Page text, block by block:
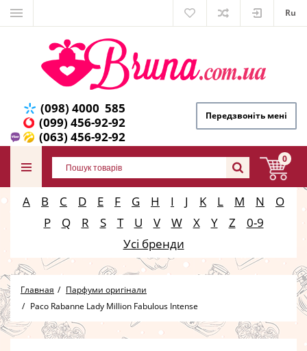
Ru
(098) 4000 585
(099) 456-92-92
(063) 456-92-92
Передзвоніть мені
0
A B C D E F G H I J K L M N
O
P
Q R S T U V W X Y Z
0-9
Усі бренди
Главная
Парфуми оригінали
Paco Rabanne Lady Million Fabulous Intense